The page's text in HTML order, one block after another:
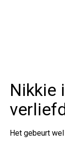
Nikkie
Het gebeurt